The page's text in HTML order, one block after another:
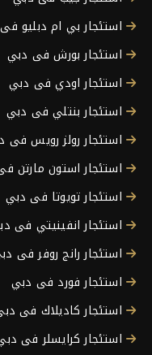
استئجار بي ام دبليو
استئجار بورش فى دبي
استئجار اودي فى دبي
استئجار بنتلي فى دبي
استئجار رولز رويس فى
استئجار استون مارتن
استئجار تويوتا فى دبي
استئجار انفينيتي فى
استئجار رانج روفر فى
استئجار فورد فى دبي
استئجار كاديلاك فى
استئجار كرايسلر فى